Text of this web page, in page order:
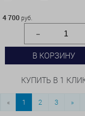
4 700 руб.
В КОРЗИНУ
КУПИТЬ В 1
« 1 2 3 »